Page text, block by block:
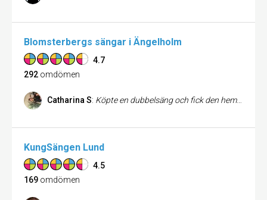
Blomsterbergs sängar i Ängelholm
4.7
292 omdömen
Catharina S: Köpte en dubbelsäng och fick den hemlevererad. Killarna bar in allt och monterade den i sovrummet. Toppen, för det gör inte alla längre pga Corona. Proffsig hjälp i butiken och blev väldigt nöjd med mitt val. Rekommenderar butiken till andra. Tack!
KungSängen Lund
4.5
169 omdömen